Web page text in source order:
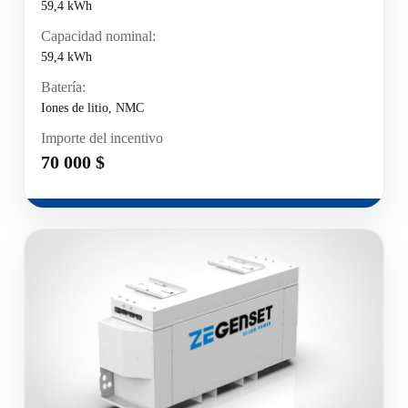
59,4 kWh
Capacidad nominal:
59,4 kWh
Batería:
Iones de litio, NMC
Importe del incentivo
70 000 $